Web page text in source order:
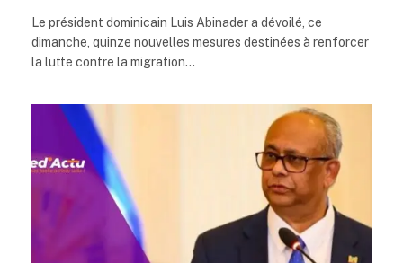
Le président dominicain Luis Abinader a dévoilé, ce
dimanche, quinze nouvelles mesures destinées à renforcer
la lutte contre la migration…